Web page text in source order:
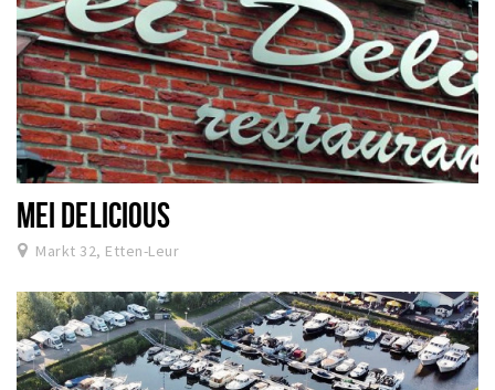
MEI DELICIOUS
Markt 32, Etten-Leur